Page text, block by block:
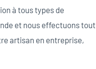
à tous types de
et nous effectuons tout
artisan en entreprise,